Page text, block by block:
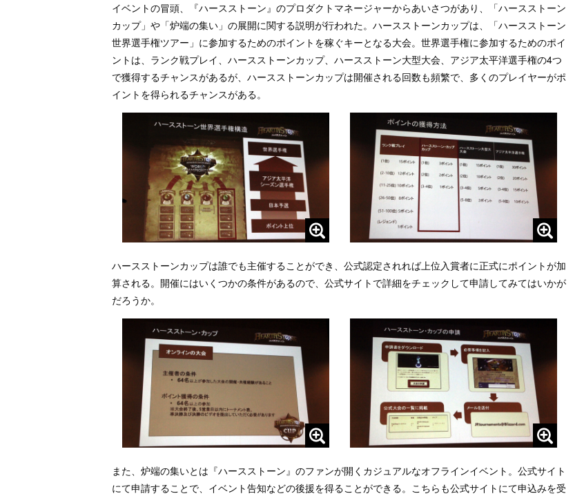
イベントの冒頭、『ハースストーン』のプロダクトマネージャーからあいさつがあり、「ハースストーン
カップ」や「炉端の集い」の展開に関する説明が行われた。ハースストーンカップは、「ハースストーン
世界選手権ツアー」に参加するためのポイントを稼ぐキーとなる大会。世界選手権に参加するためのポイ
ントは、ランク戦プレイ、ハースストーンカップ、ハースストーン大型大会、アジア太平洋選手権の4つ
で獲得するチャンスがあるが、ハースストーンカップは開催される回数も頻繁で、多くのプレイヤーがポ
イントを得られるチャンスがある。
ハースストーンカップは誰でも主催することができ、公式認定されれば上位入賞者に正式にポイントが加
算される。開催にはいくつかの条件があるので、公式サイトで詳細をチェックして申請してみてはいかが
だろうか。
また、炉端の集いとは『ハースストーン』のファンが開くカジュアルなオフラインイベント。公式サイト
にて申請することで、イベント告知などの後援を得ることができる。こちらも公式サイトにて申込みを受